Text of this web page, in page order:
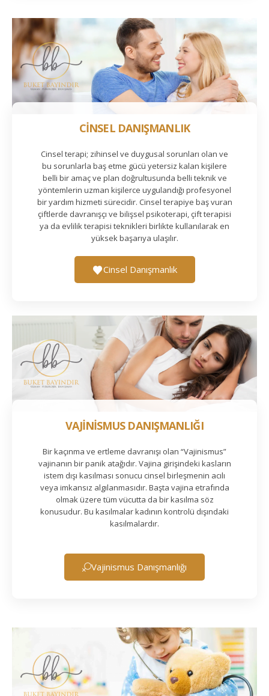
CİNSEL DANIŞMANLIK
Cinsel terapi; zihinsel ve duygusal sorunları olan ve
bu sorunlarla baş etme gücü yetersiz kalan kişilere
belli bir amaç ve plan doğrultusunda belli teknik ve
yöntemlerin uzman kişilerce uygulandığı profesyonel
bir yardım hizmeti sürecidir. Cinsel terapiye baş vuran
çiftlerde davranışçı ve bilişsel psikoterapi, çift terapisi
ya da evlilik terapisi teknikleri birlikte kullanılarak en
yüksek başarıya ulaşılır.
Cinsel Danışmanlık
VAJİNİSMUS DANIŞMANLIĞI
Bir kaçınma ve ertleme davranışı olan “Vajinismus”
vajinanın bir panik atağıdır. Vajina girişindeki kasların
istem dışı kasılması sonucu cinsel birleşmenin acılı
veya imkansız algılanmasıdır. Başta vajina etrafında
olmak üzere tüm vücutta da bir kasılma söz
konusudur. Bu kasılmalar kadının kontrolü dışındaki
kasılmalardır.
Vajinismus Danışmanlığı